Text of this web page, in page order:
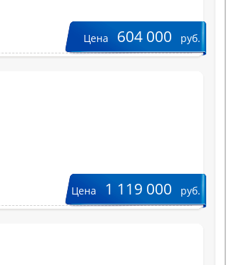
Цена 604 000 руб.
Цена 1 119 000 руб.